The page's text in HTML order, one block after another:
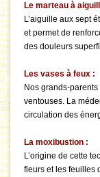
Le marteau à
L’aiguille aux sept
et permet de
des douleurs
Les vases à feux :
Nos grands-
ventouses. La
circulation des
La moxibustion :
L’origine de cette
fleurs et les feuilles